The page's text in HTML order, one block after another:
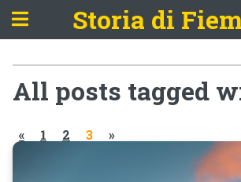
Storia di
All posts tagged
« 1 2 3 »